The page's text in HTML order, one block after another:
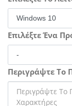
Επιλέξτε Ένα
Περιγράψτε Το